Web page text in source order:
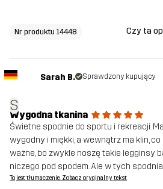
Nr produktu 14448 Czy ta
S
Sarah B. Sprawdzony kupujący
Wygodna tkanina
Świetne spodnie do sportu i rekreacji.
wygodny i miękki, a wewnątrz ma klin,
ważne, bo zwykle noszę takie legginsy
niczego pod spodem. Ale w tych
To jest tłumaczenie. Zobacz oryginalny tekst